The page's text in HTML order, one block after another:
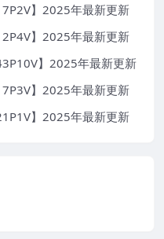
】2025年最新更新
】2025年最新更新
】2025年最新更新
】2025年最新更新
】2025年最新更新